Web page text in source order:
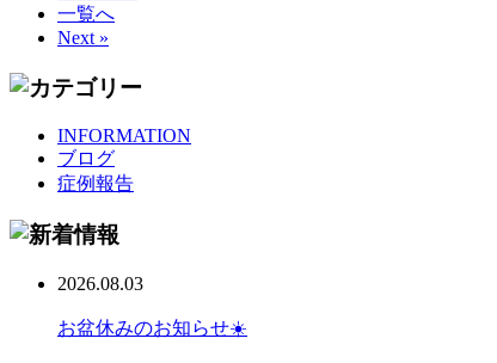
一覧へ
Next »
INFORMATION
ブログ
症例報告
2026.08.03
お盆休みのお知らせ☀️